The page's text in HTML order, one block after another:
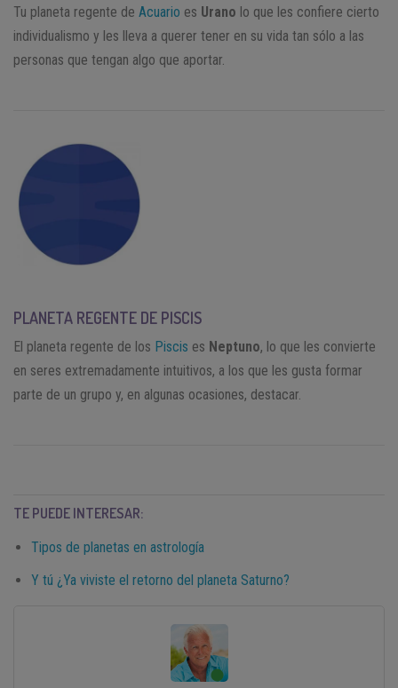
Tu planeta regente de Acuario es Urano lo que les confiere cierto
individualismo y les lleva a querer tener en su vida tan sólo a las
personas que tengan algo que aportar.
PLANETA REGENTE DE PISCIS
El planeta regente de los Piscis es Neptuno, lo que les convierte
en seres extremadamente intuitivos, a los que les gusta formar
parte de un grupo y, en algunas ocasiones, destacar.
TE PUEDE INTERESAR:
Tipos de planetas en astrología
Y tú ¿Ya viviste el retorno del planeta Saturno?